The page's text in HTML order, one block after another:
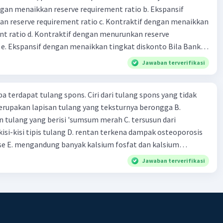
C. Rp2.312.000 B. Rp2.475.000 D. Rp2.280.000
menaikkan reserve requirement ratio b. Ekspansif
reserve requirement ratio c. Kontraktif dengan menaikkan
ratio d. Kontraktif dengan menurunkan reserve
dengan menaikkan tingkat diskonto Bila Bank
kebijakan moneter ekspansif, ceteris paribus maka .... a.
di mana bentuk kurva jumlah uang beredar (penawaran
(penawaran uang) naik dari kiri bawah ke kanan atas
di mana bentuk kurva jumlah uang beredar
dari kiri bawah ke kanan atas d. Tingkat bunga turun di
jumlah uang beredar (penawaran uang) naik dari kiri bawah
bunga turun di mana bentuk kurva jumlah uang
fiskal kontraktif dilakukan
Tr, dan meningkatkan Tx c. Menurunkan G,
Jawaban terverifikasi
terdapat tulang spons. Ciri dari tulang spons yang tidak
lapisan tulang yang teksturnya berongga B.
tulang yang berisi 'sumsum merah C. tersusun dari
kisi tipis tulang D. rentan terkena dampak osteoporosis
E. mengandung banyak kalsium fosfat dan kalsium
Jawaban terverifikasi